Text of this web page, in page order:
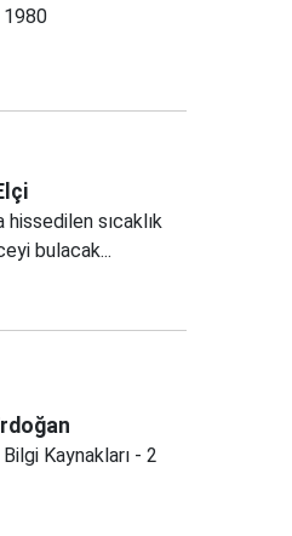
1980
hissedilen sıcaklık
bulacak...
Bilgi Kaynakları - 2